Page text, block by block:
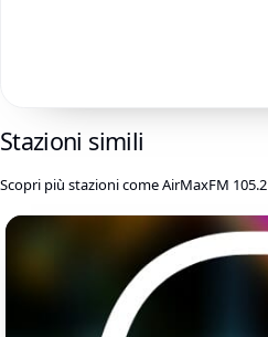
Stazioni simili
Scopri più stazioni come AirMaxFM 105.2